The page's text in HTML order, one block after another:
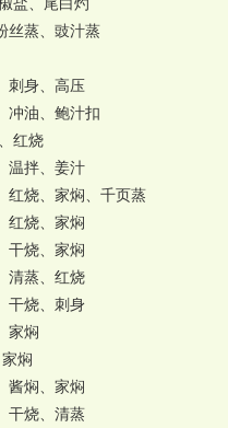
、尾白灼
丝蒸、豉汁蒸
刺身、高压
油、鲍汁扣
烧
温拌、姜汁
烧、家焖、千页蒸
烧、家焖
烧、家焖
清蒸、红烧
干烧、刺身
家焖
焖
焖、家焖
干烧、清蒸